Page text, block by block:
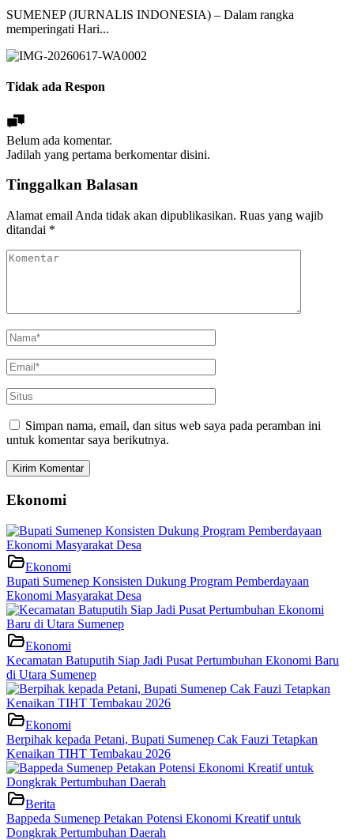
SUMENEP (JURNALIS INDONESIA) – Dalam rangka
memperingati Hari...
Tidak ada Respon
Belum ada komentar.
Jadilah yang pertama berkomentar disini.
Tinggalkan Balasan
Alamat email Anda tidak akan dipublikasikan. Ruas yang wajib
ditandai *
Simpan nama, email, dan situs web saya pada peramban ini
untuk komentar saya berikutnya.
Ekonomi
Ekonomi
Bupati Sumenep Konsisten Dukung Program Pemberdayaan
Ekonomi Masyarakat Desa
Ekonomi
Kecamatan Batuputih Siap Jadi Pusat Pertumbuhan Ekonomi Baru
di Utara Sumenep
Ekonomi
Berpihak kepada Petani, Bupati Sumenep Cak Fauzi Tetapkan
Kenaikan TIHT Tembakau 2026
Berita
Bappeda Sumenep Petakan Potensi Ekonomi Kreatif untuk
Dongkrak Pertumbuhan Daerah